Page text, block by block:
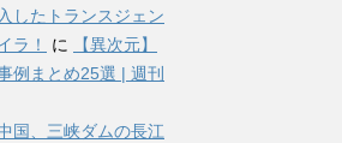
したトランスジェン
ラ！
に
【異次元】
例まとめ25選 | 週刊
国、三峡ダムの長江